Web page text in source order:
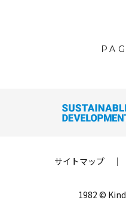
サイトマップ ｜
1982 ©